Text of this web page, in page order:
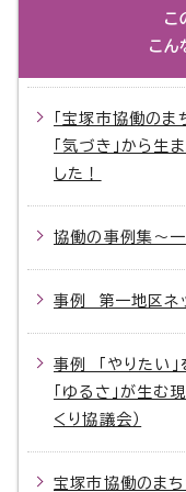
こ
こん
「宝塚市協働のま
「気づき」から
した！
協働の事例集～
事例 第一地区ネ
事例 「やりたい」
「ゆるさ」が生
くり協議会）
宝塚市協働のま